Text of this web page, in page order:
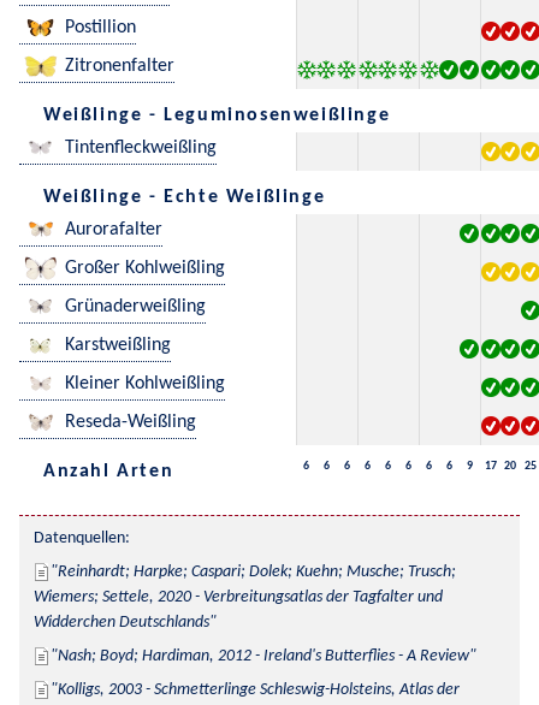
Postillion
Zitronenfalter
Weißlinge - Leguminosenweißlinge
Tintenfleckweißling
Weißlinge - Echte Weißlinge
Aurorafalter
Großer Kohlweißling
Grünaderweißling
Karstweißling
Kleiner Kohlweißling
Reseda-Weißling
Anzahl Arten 6 6 6 6 6 6 6 6 9 17 20 25
Datenquellen:
Reinhardt; Harpke; Caspari; Dolek; Kuehn; Musche; Trusch;
Wiemers; Settele, 2020 - Verbreitungsatlas der Tagfalter und
Widderchen Deutschlands
Nash; Boyd; Hardiman, 2012 - Ireland's Butterflies - A Review
Kolligs, 2003 - Schmetterlinge Schleswig-Holsteins, Atlas der